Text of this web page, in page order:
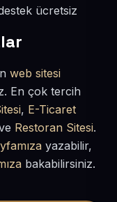
ücretsiz
web sitesi
En çok tercih
, E-Ticaret
Restoran Sitesi.
yazabilir,
bakabilirsiniz.